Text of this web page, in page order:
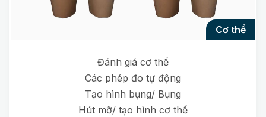
cơ thể
Đánh giá cơ thể
Các phép đo tự động
Tạo hình bụng/ Bụng
Hút mỡ/ tạo hình cơ thể